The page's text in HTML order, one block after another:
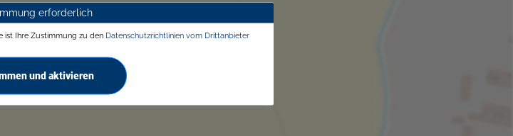
erforderlich
ist Ihre Zustimmung zu den Datenschutzrichtlinien vom Drittanbieter
und aktivieren